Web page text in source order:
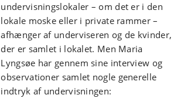
undervisningslokaler – om det er i den
lokale moske eller i private rammer –
afhænger af underviseren og de kvinder,
der er samlet i lokalet. Men Maria
Lyngsøe har gennem sine interview og
observationer samlet nogle generelle
indtryk af undervisningen: